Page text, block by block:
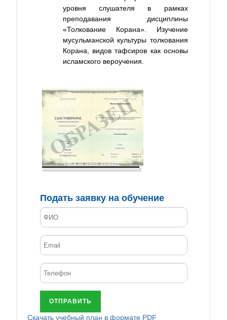
уровня слушателя в рамках
преподавания дисциплины
«Толкование Корана». Изучение
мусульманской культуры толкования
Корана, видов тафсиров как основы
исламского вероучения.
Click to open image!
Подать заявку на обучение
ОТПРАВИТЬ
Cкачать учебный план в формате PDF